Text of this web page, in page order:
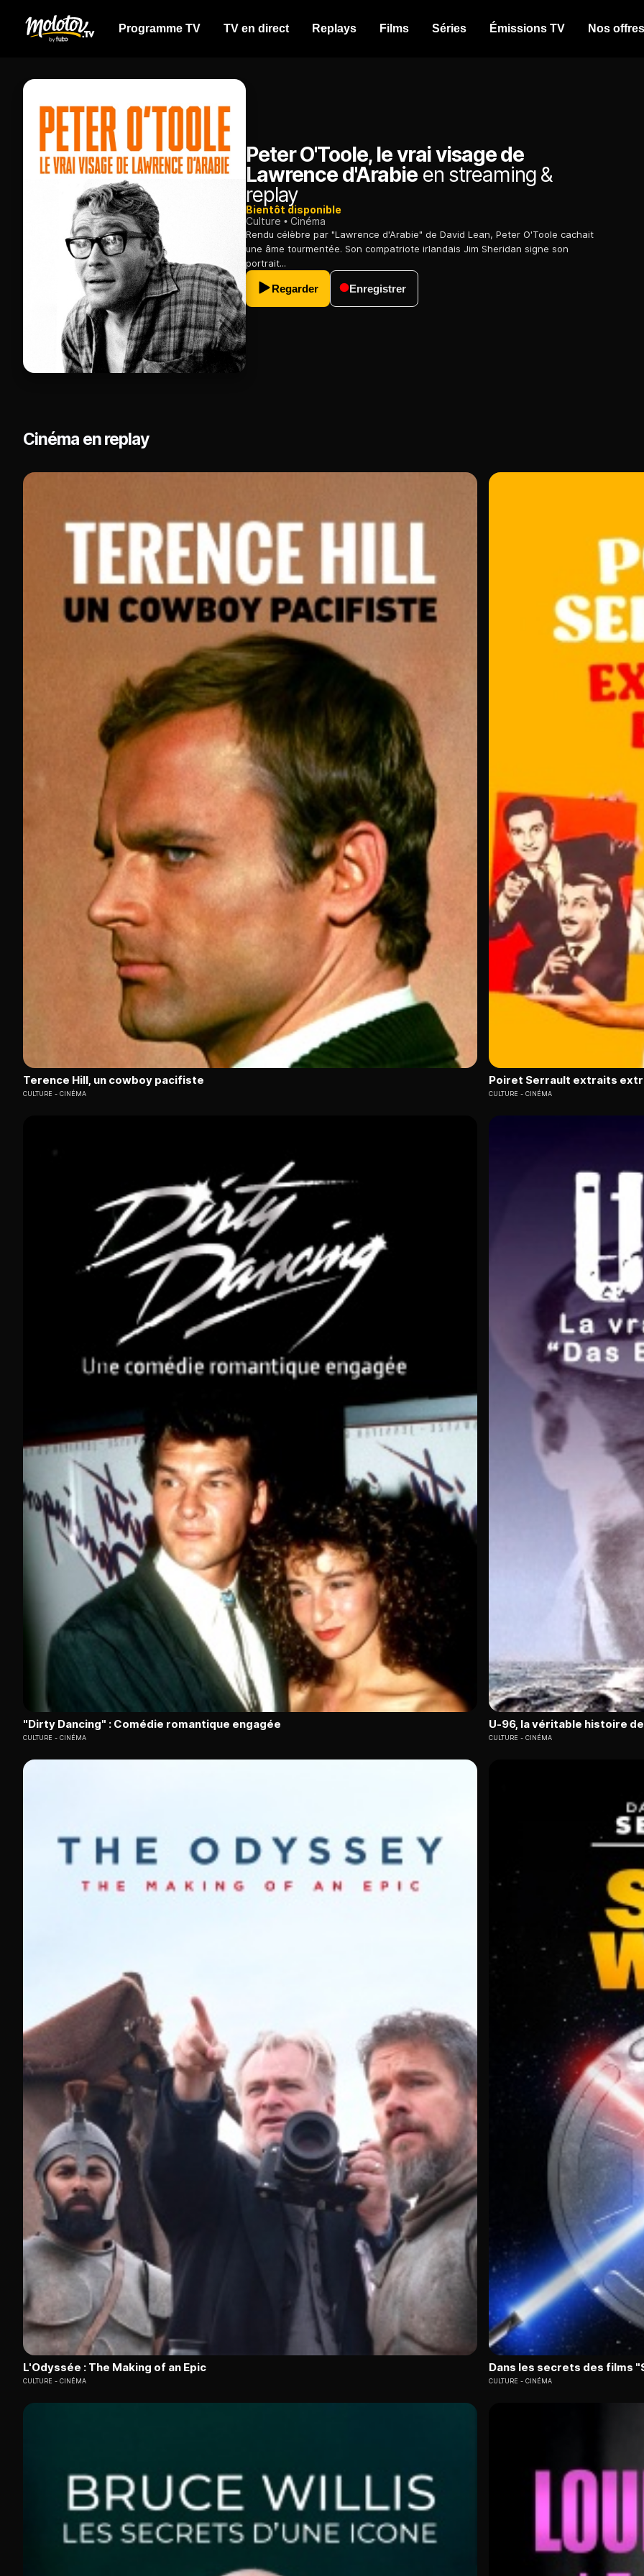
Programme TV TV en direct Replays Films Séries Émissions TV Nos offres
Peter O'Toole, le vrai visage de
Lawrence d'Arabieen streaming &
replay
Bientôt disponible
Culture
Cinéma
Rendu célèbre par "Lawrence d'Arabie" de David Lean, Peter O'Toole cachait
une âme tourmentée. Son compatriote irlandais Jim Sheridan signe son
portrait...
Regarder Enregistrer
Cinéma en replay
Terence Hill, un cowboy pacifiste
CULTURE CINÉMA
Poiret Serrault extraits
CULTURE CINÉMA
"Dirty Dancing" : Comédie romantique engagée
CULTURE CINÉMA
U-96, la véritable histoire
CULTURE CINÉMA
L'Odyssée : The Making of an Epic
CULTURE CINÉMA
Dans les secrets des films
CULTURE CINÉMA